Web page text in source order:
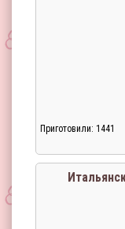
Приготовили: 1441